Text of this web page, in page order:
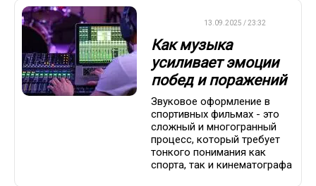
13.09.2025 / 23:32
Как музыка
усиливает эмоции
побед и поражений
Звуковое оформление в
спортивных фильмах - это
сложный и многогранный
процесс, который требует
тонкого понимания как
спорта, так и кинематографа